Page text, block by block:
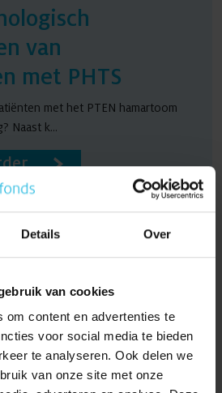
Details Over
van cookies
om content en advertenties te
voor social media te bieden
te analyseren. Ook delen we
van onze site met onze
van
met PHTS
met het PTEN hamartoom
Naast k...